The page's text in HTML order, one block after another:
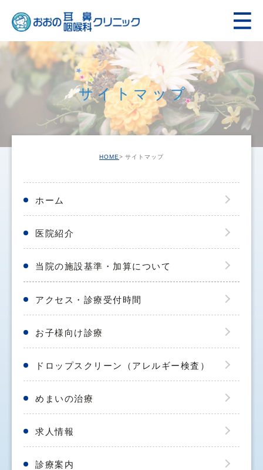
サイトマップ
HOME サイトマップ
ホーム
医院紹介
当院の施設基準・加算について
アクセス・診療受付時間
お子様向け診療
ドロップスクリーン（アレルギー検査）
めまいの治療
求人情報
診療案内